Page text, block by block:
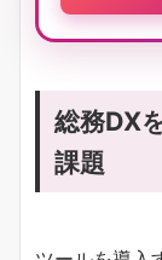
総務DX
課題